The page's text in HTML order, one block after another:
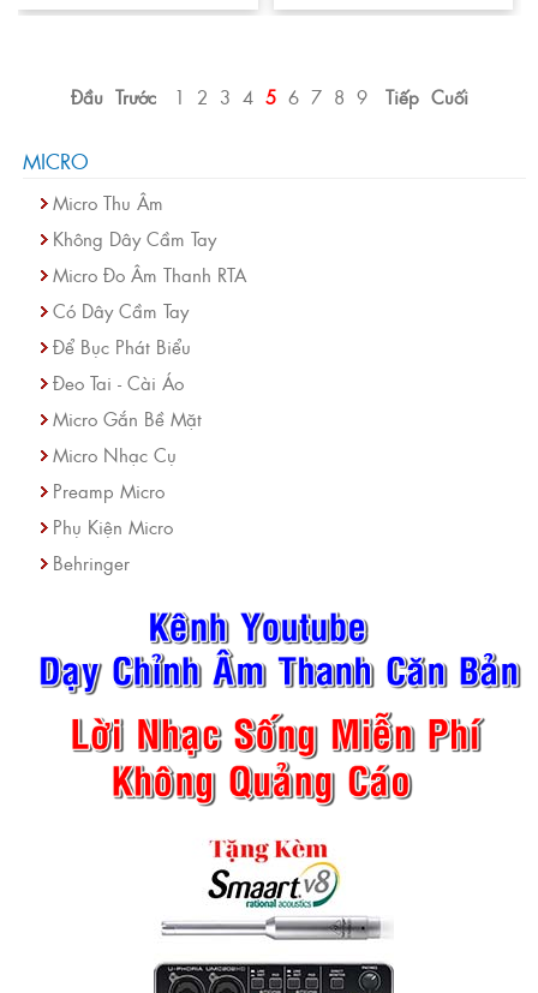
Đầu Trước 1 2 3 4 5 6 7 8 9 Tiếp Cuối
MICRO
Micro Thu Âm
Không Dây Cầm Tay
Micro Đo Âm Thanh RTA
Có Dây Cầm Tay
Để Bục Phát Biểu
Đeo Tai - Cài Áo
Micro Gắn Bề Mặt
Micro Nhạc Cụ
Preamp Micro
Phụ Kiện Micro
Behringer